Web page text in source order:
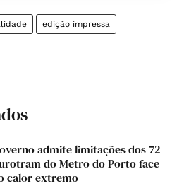
edição impressa
admite limitações dos 72
do Metro do Porto face
calor extremo